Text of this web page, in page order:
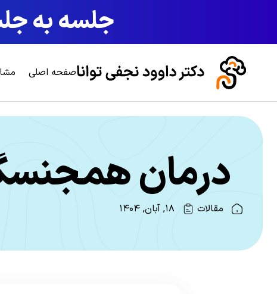
جلسه به
صفحه اصلی
درمان
مقالات ۱۸, آبان, ۱۴۰۴